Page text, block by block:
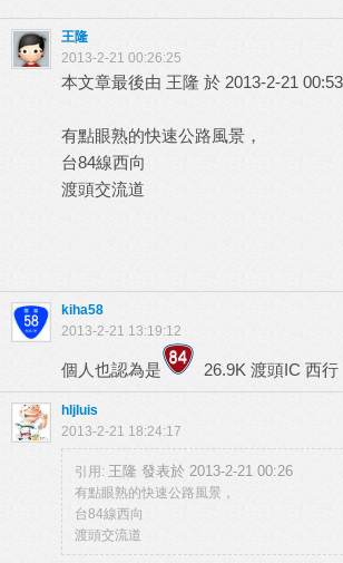
王隆
2013-2-21 00:26:25
本文章最後由 王隆 於 2013-2-21
有點眼熟的快速公路風景，
台84線西向
渡頭交流道
kiha58
2013-2-21 13:19:12
個人也認為是 26.9K 渡頭IC 西行
hljluis
2013-2-21 18:24:17
引用: 王隆 發表於 2013-2-21 00:26
有點眼熟的快速公路風景，
台84線西向
渡頭交流道